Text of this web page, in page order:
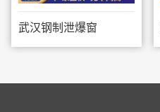
武汉钢制泄爆窗